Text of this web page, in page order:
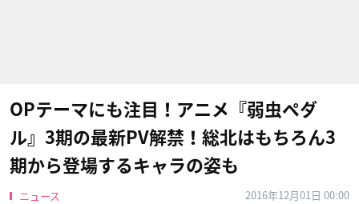
OPテーマにも注目！アニメ『弱虫ペダ
ル』3期の最新PV解禁！総北はもちろん3
期から登場するキャラの姿も
ニュース
2016年12月01日 00:00